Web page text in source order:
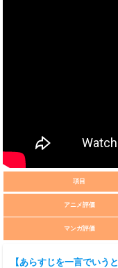
項目
アニメ評価
マンガ評価
【あらすじを一言でいうと